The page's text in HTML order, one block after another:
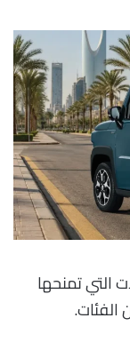
التي تمنحها
الفئات.